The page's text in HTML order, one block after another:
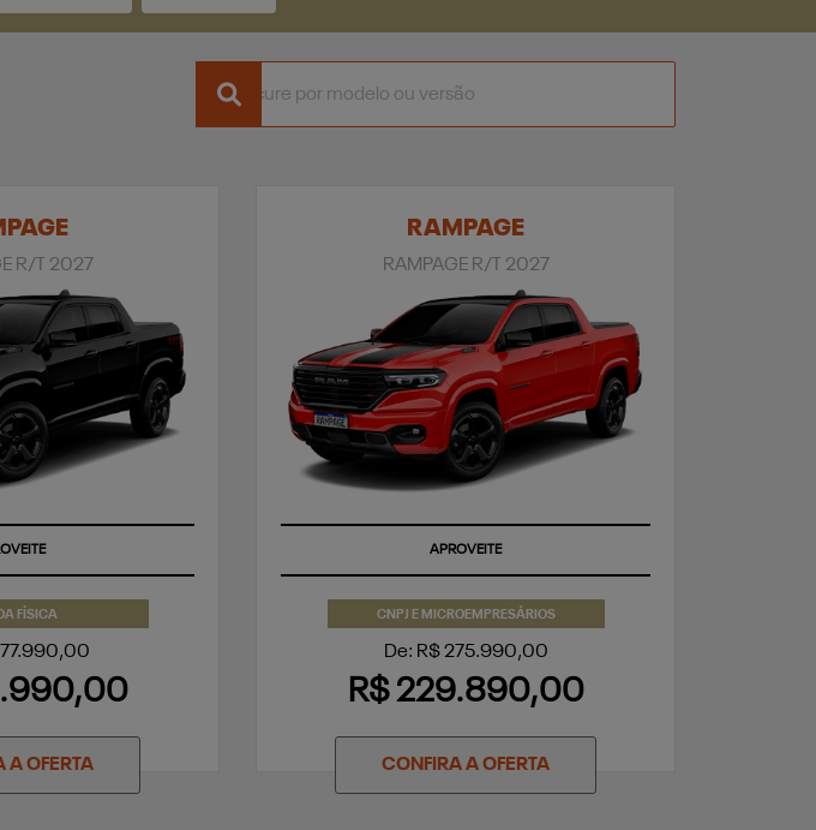
R/T 2027
FÍSICA
A OFERTA
RAMPAGE
RAMPAGE R/T 2027
APROVEITE
CNPJ E MICROEMPRESÁRIOS
De: R$ 275.990,00
R$ 229.890,00
CONFIRA A OFERTA